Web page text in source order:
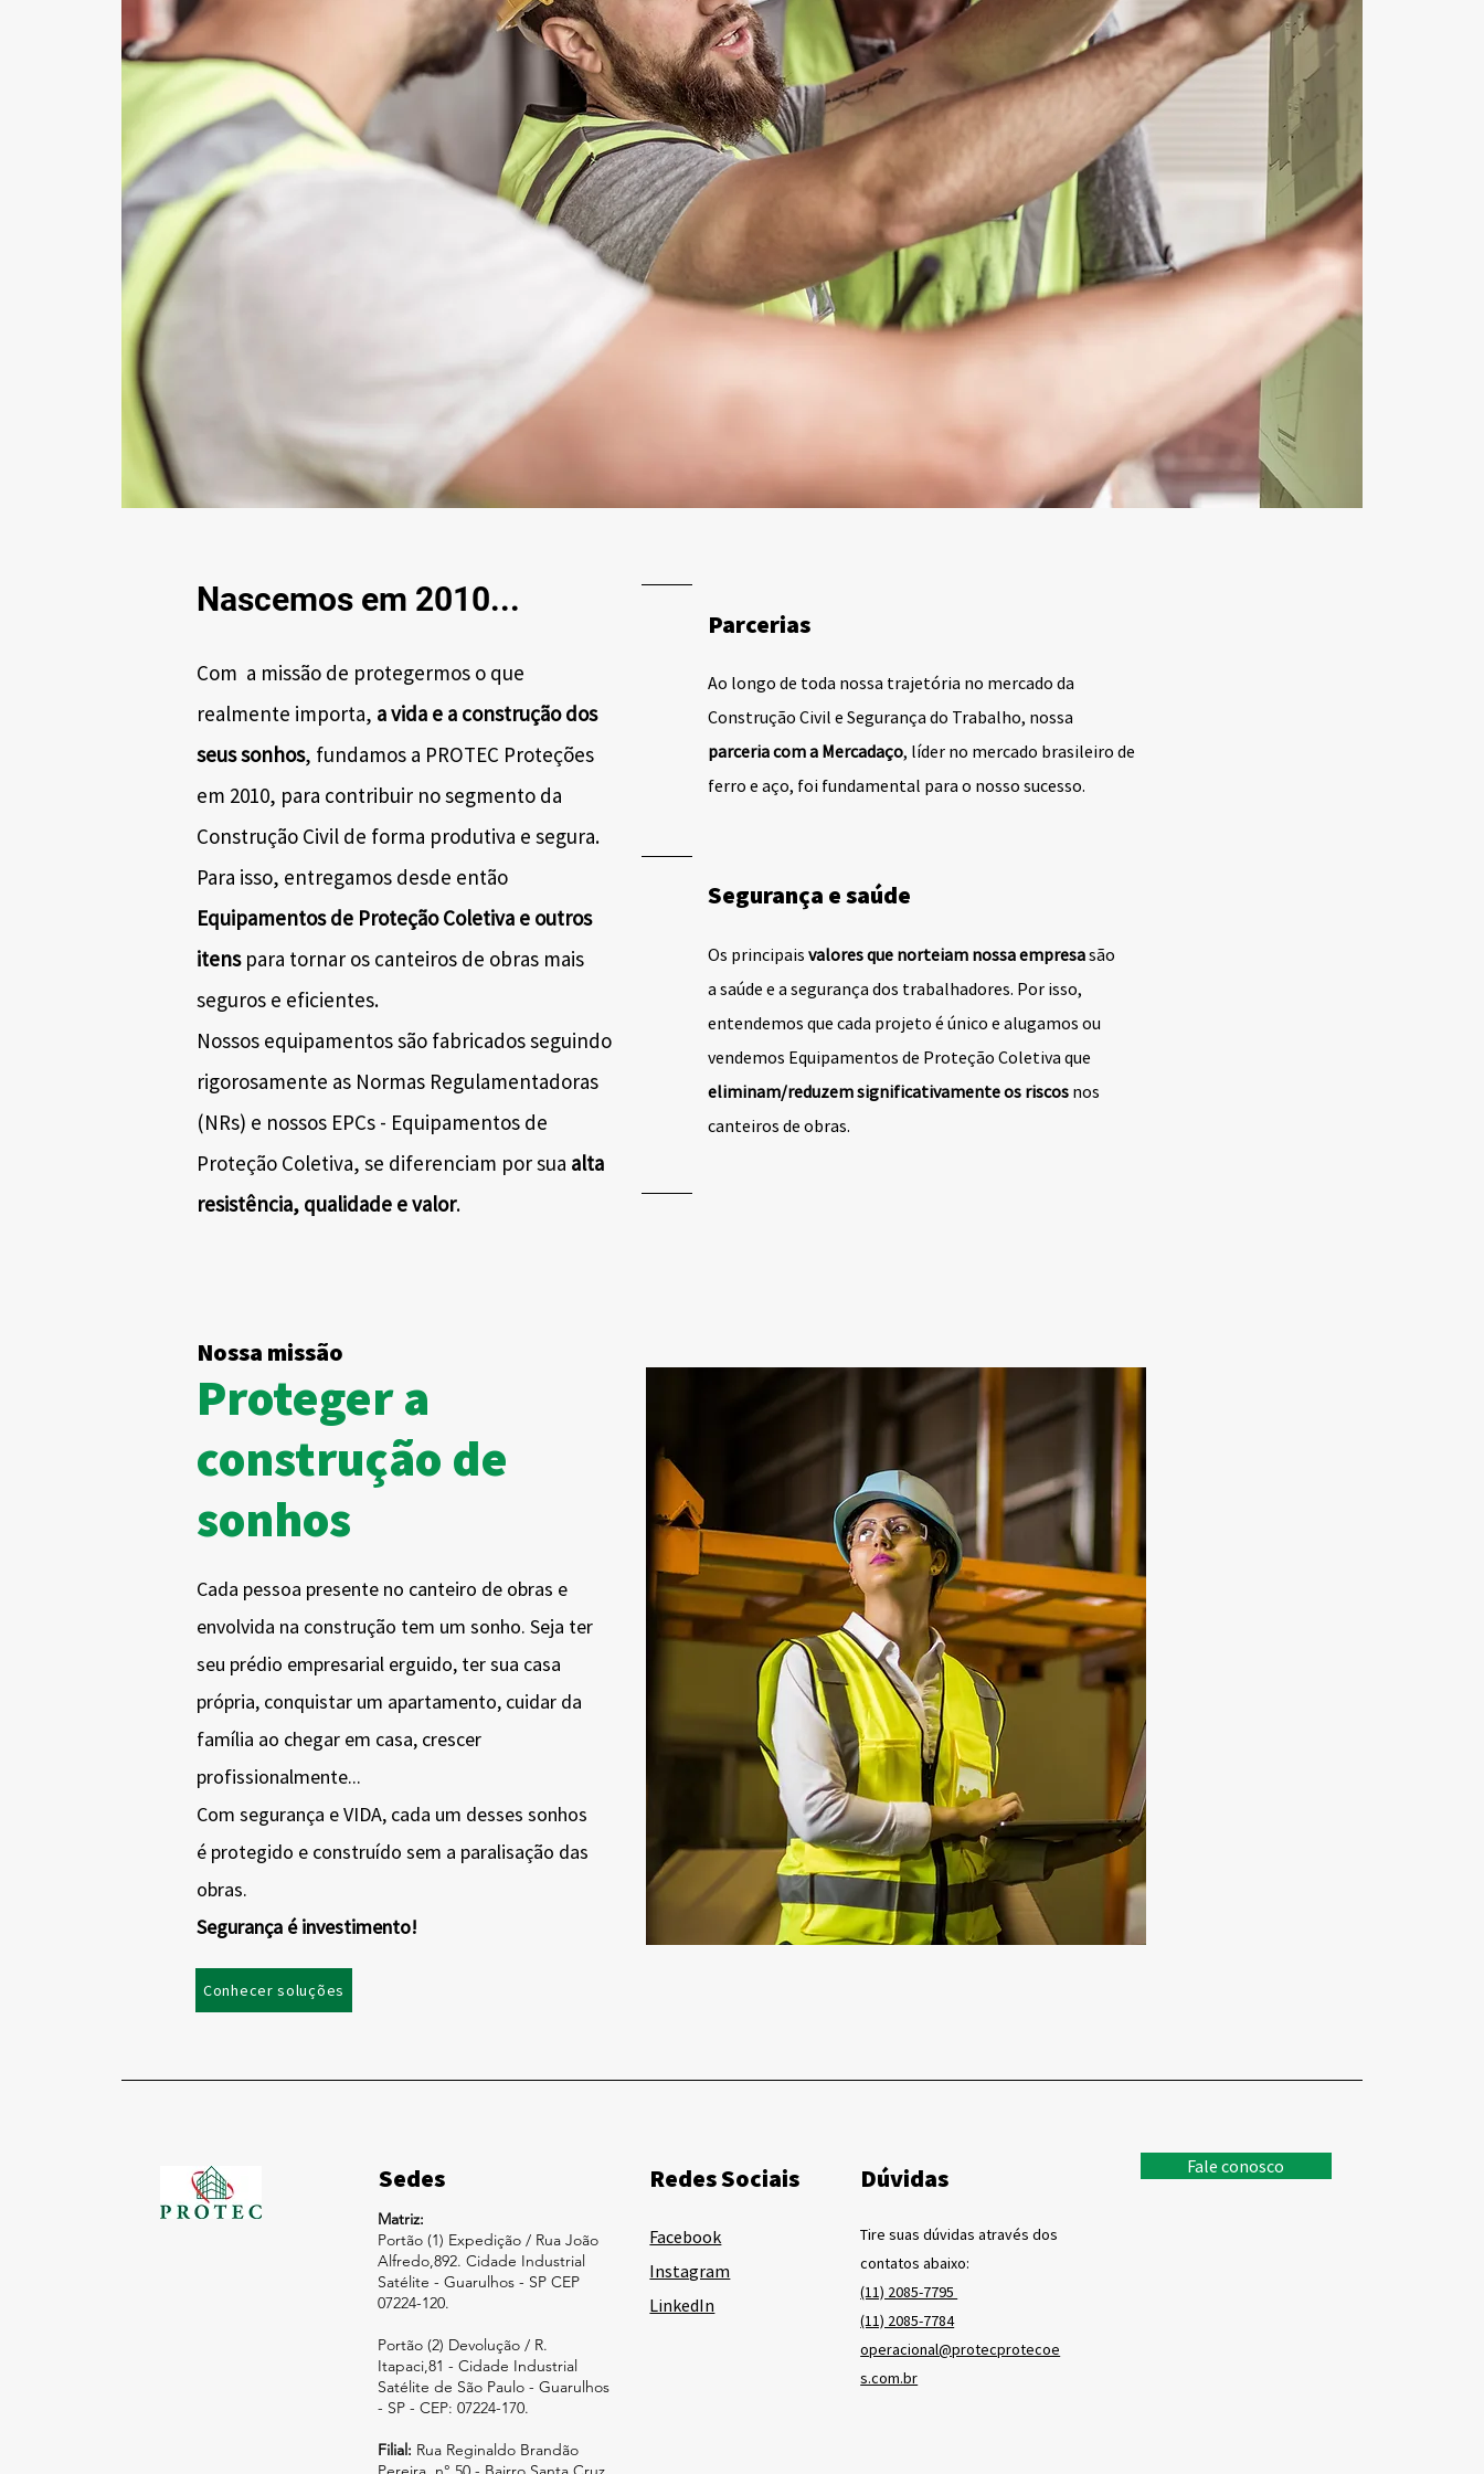
Nascemos em 2010...
Com a missão de protegermos o que
realmente importa, a vida e a construção dos
seus sonhos, fundamos a PROTEC Proteções
em 2010, para contribuir no segmento da
Construção Civil de forma produtiva e segura.
Para isso, entregamos desde então
Equipamentos de Proteção Coletiva e outros
itenspara tornar os canteiros de obras mais
seguros e eficientes.
Nossos equipamentos são fabricados seguindo
rigorosamente as Normas Regulamentadoras
(NRs) e nossos EPCs - Equipamentos de
Proteção Coletiva, se diferenciam por sua alta
resistência, qualidade e valor.
Parcerias
Ao longo de toda nossa trajetória no mercado da
Construção Civil e Segurança do Trabalho, nossa
parceria com a Mercadaço, líder no mercado brasileiro de
ferro e aço, foi fundamental para o nosso sucesso.
Segurança e saúde
Os principaisvalores que norteiam nossa empresasão
a saúde e a segurança dos trabalhadores. Por isso,
entendemos que cada projeto é único e alugamos ou
vendemos Equipamentos de Proteção Coletiva que
eliminam/reduzem significativamente os riscos nos
canteiros de obras.
Nossa missão
Proteger a
construção de
sonhos
Cada pessoa presente no canteiro de obras e
envolvida na construção tem um sonho. Seja ter
seu prédio empresarial erguido, ter sua casa
própria, conquistar um apartamento, cuidar da
família ao chegar em casa, crescer
profissionalmente...
Com segurança e VIDA, cada um desses sonhos
é protegido e construído sem a paralisação das
obras.
Segurança é investimento!
Conhecer soluções
Sedes
Matriz:
Portão (1) Expedição / Rua João
Alfredo,892. Cidade Industrial
Satélite - Guarulhos - SP CEP
07224-120.
Portão (2) Devolução / R.
Itapaci,81 - Cidade Industrial
Satélite de São Paulo - Guarulhos
- SP - CEP: 07224-170.
Filial: Rua Reginaldo Brandão
Redes Sociais
Facebook
Instagram
LinkedIn
Dúvidas
Tire suas dúvidas através dos
contatos abaixo:
(11) 2085-7795
(11) 2085-7784
operacional@protecprotecoe
s.com.br
Fale conosco